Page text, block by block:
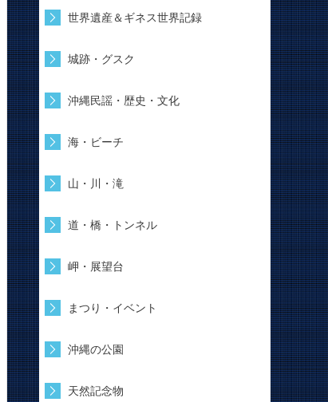
世界遺産＆ギネス世界記録
城跡・グスク
沖縄民謡・歴史・文化
海・ビーチ
山・川・滝
道・橋・トンネル
岬・展望台
まつり・イベント
沖縄の公園
天然記念物